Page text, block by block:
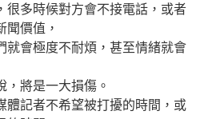
很多時候對方會不接電話，或者
價值，
就會極度不耐煩，甚至情緒就會
將是一大損傷。
體記者不希望被打擾的時間，或